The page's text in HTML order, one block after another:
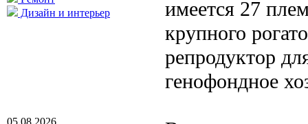
Дизайн и интерьер
05.08.2026
имеется 27
крупного
репродуктор
генофондное